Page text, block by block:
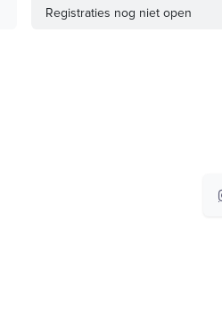
Registraties nog niet open